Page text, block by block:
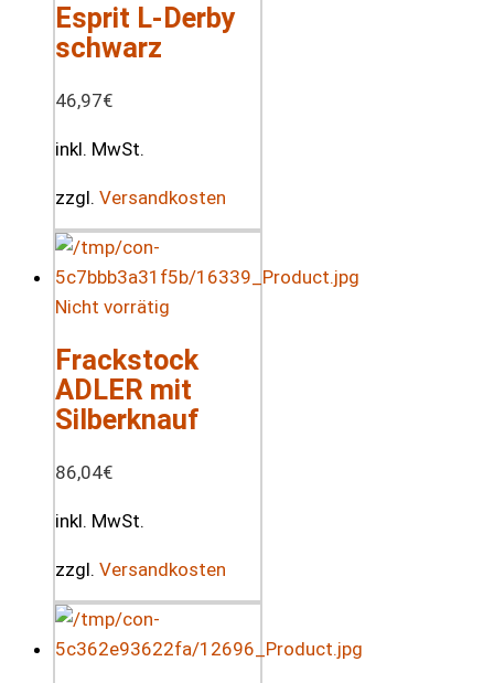
Esprit L-Derby
schwarz
46,97€
inkl. MwSt.
zzgl. Versandkosten
Nicht vorrätig
Frackstock
ADLER mit
Silberknauf
86,04€
inkl. MwSt.
zzgl. Versandkosten